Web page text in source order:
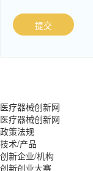
提交
医疗器械创新网
医疗器械创新网
政策法规
技术/产品
创新企业/机构
创新创业大赛